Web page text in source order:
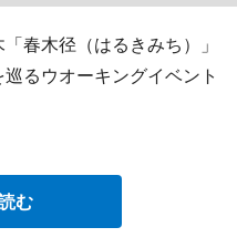
春木径（はるきみち）」
るウオーキングイベント
む